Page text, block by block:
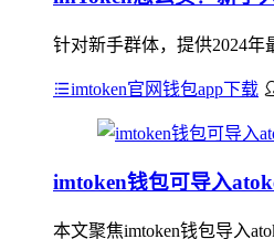
针对新手群体，提供2024
imtoken官网钱包app下载
imtoken钱包可导入
本文聚焦imtoken钱包导入